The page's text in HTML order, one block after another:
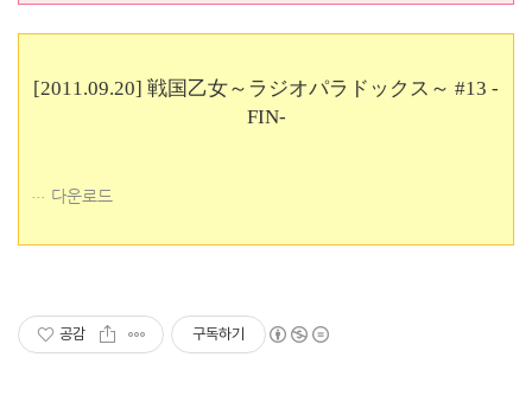
[2011.09.20] 戦国乙女～ラジオパラドックス～ #13 -
FIN-
다운로드
공감 구독하기